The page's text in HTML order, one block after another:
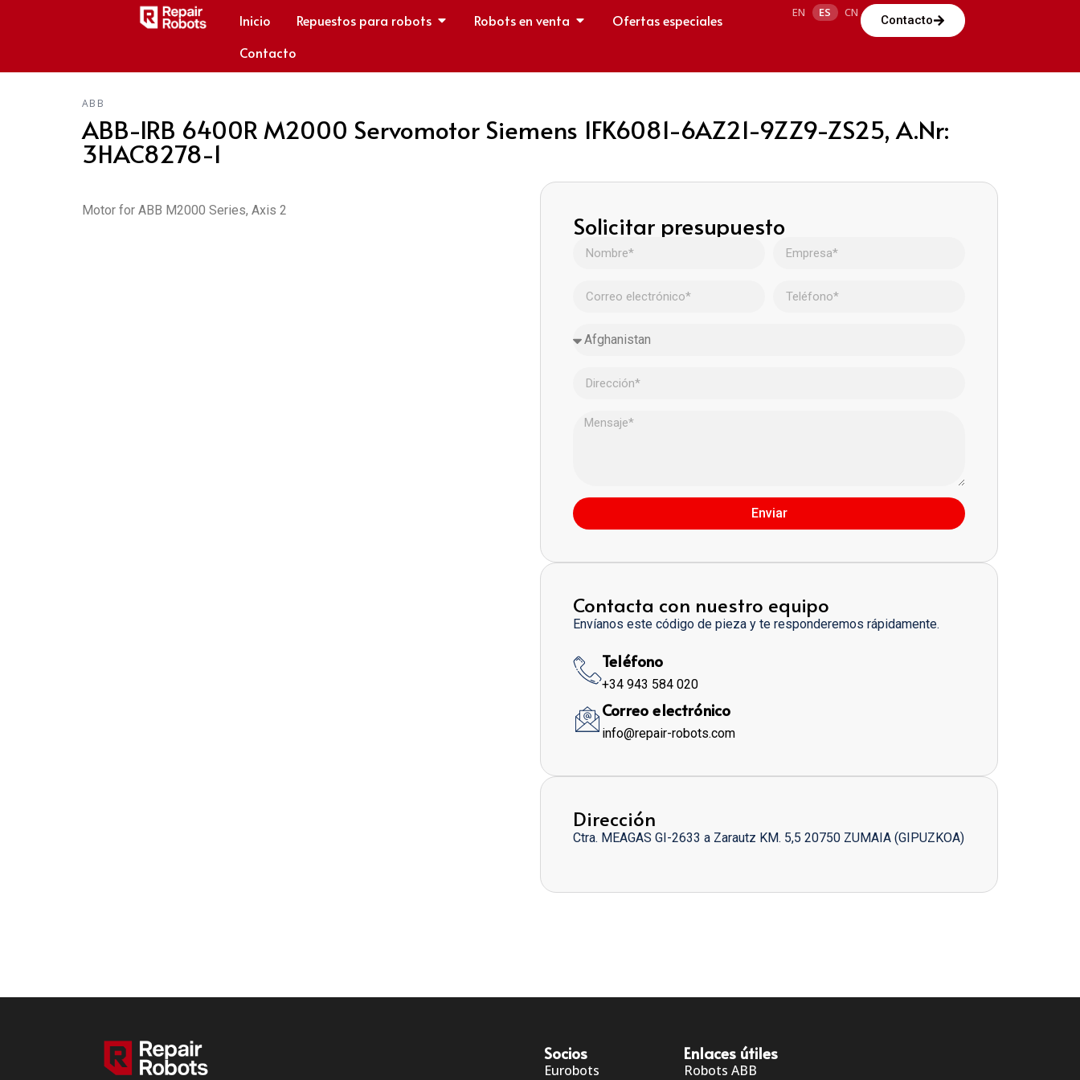
Inicio Repuestos para robots Robots en venta
Ofertas especiales
Contacto
EN ES CN
Contacto
ABB
ABB-IRB 6400R M2000 Servomotor Siemens 1FK6081-6AZ21-9ZZ9-ZS25, A.Nr:
3HAC8278-1
Motor for ABB M2000 Series, Axis 2 Solicitar presupuesto
Enviar
Contacta con nuestro equipo
Envíanos este código de pieza y te responderemos rápidamente.
Teléfono
+34 943 584 020
Correo electrónico
info@repair-robots.com
Dirección
Ctra. MEAGAS GI-2633 a Zarautz KM. 5,5 20750 ZUMAIA (GIPUZKOA)
Socios
Eurobots
Enlaces útiles
Robots ABB